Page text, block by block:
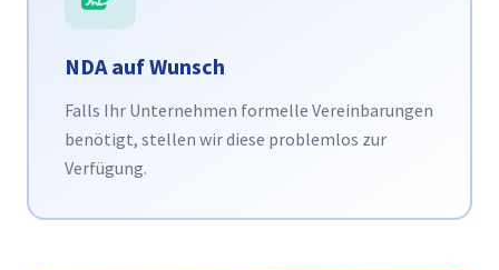
NDA auf Wunsch
Falls Ihr Unternehmen formelle Vereinbarungen
benötigt, stellen wir diese problemlos zur
Verfügung.